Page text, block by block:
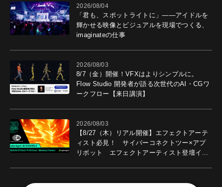
2026/08/04
「君も、スポットライトに」――アイドルを
輝かせる映像とビジュアルを現場でつくる、
imaginateの仕事
2026/08/03
8/7（金）開催！VFXはよりシンプルに。
Flow Studio 開発者が語る次世代のAI・CGワ
ークフロー【来日講演】
2026/08/03
【8/27（木）リアル開催】エフェクトアーテ
ィスト必見！ サイバーコネクトツー×アプ
リボット エフェクトアーティスト登壇イベ